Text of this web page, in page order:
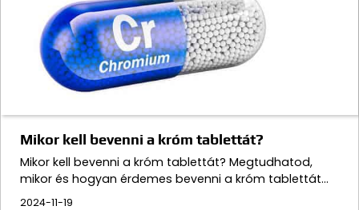
Mikor kell bevenni a króm tablettát?
Mikor kell bevenni a króm tablettát? Megtudhatod,
mikor és hogyan érdemes bevenni a króm tablettát…
2024-11-19